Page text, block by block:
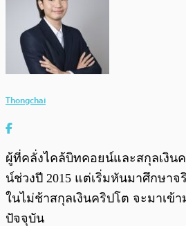
Thongchai
ผู้ที่คลั่งไคล้บิทคอยน์และสกุลเงิน
น์ช่วงปี 2015 แต่เริ่มหันมาศึกษาจ
ในไม่ช้าสกุลเงินคริปโต จะมาเข้
ปัจจุบัน